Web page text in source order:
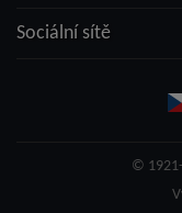
Sociální sítě
©